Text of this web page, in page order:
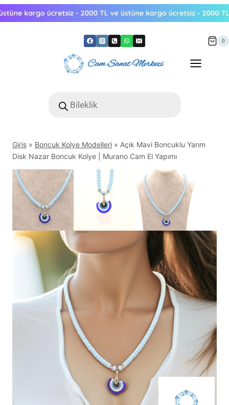
Skip
to
0
search
Giriş » Boncuk Kolye Modelleri » Açık Mavi Boncuklu Yarım
Disk Nazar Boncuk Kolye | Murano Cam El Yapımı